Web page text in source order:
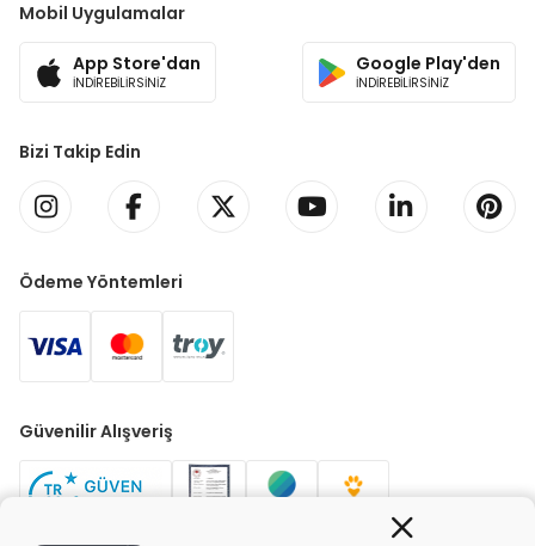
Mobil Uygulamalar
App Store'dan
İNDİREBİLİRSİNİZ
Google Play'den
İNDİREBİLİRSİNİZ
Bizi Takip Edin
Ödeme Yöntemleri
Güvenilir Alışveriş